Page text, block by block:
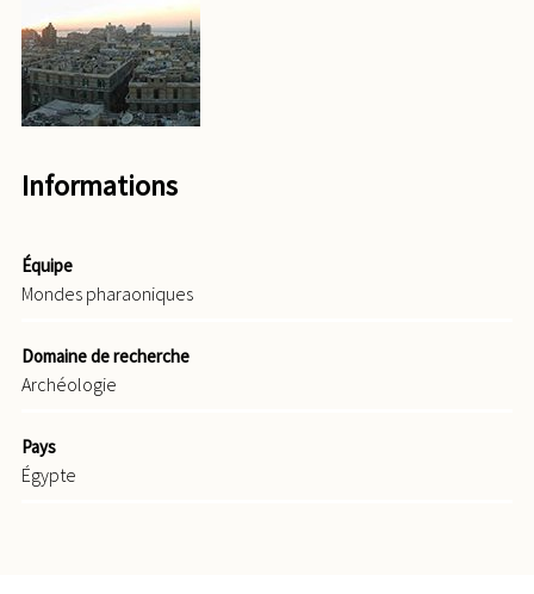
Informations
Équipe
Mondes pharaoniques
Domaine de recherche
Archéologie
Pays
Égypte